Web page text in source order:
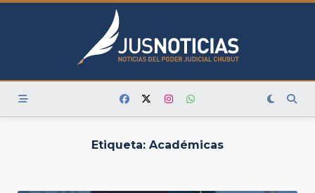
Skip
Etiqueta: Académicas